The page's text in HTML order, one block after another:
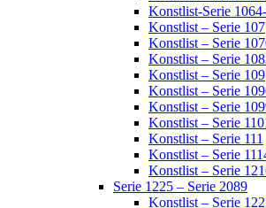
Konstlist-Serie
Konstlist – Serie 107
Konstlist – Serie
Konstlist – Serie
Konstlist – Serie 109
Konstlist – Serie
Konstlist – Serie
Konstlist – Serie
Konstlist – Serie 111
Konstlist – Serie
Konstlist – Serie
Serie 1225 – Serie 2089
Konstlist – Serie